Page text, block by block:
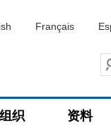
Français
织 资料